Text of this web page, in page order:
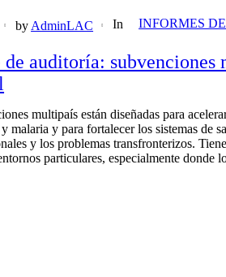
by AdminLAC In INFORMES
auditoría: subvenciones
multipaís están diseñadas para
malaria y para fortalecer los sistemas de
y los problemas transfronterizos.
particulares, especialmente donde